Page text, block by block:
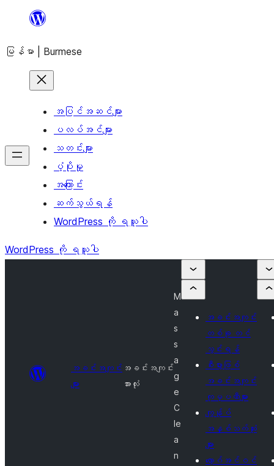
အကြောင်းအရာ
ကျော်သွား
မြန်မာ | Burmese
အပြင်အဆင်များ
ပလပ်အင်များ
သတင်းများ
ပံ့ပိုးမှု
အကြောင်း
ဆက်သွယ်ရန်
WordPress ကို ရယူပါ
WordPress ကို ရယူပါ
အခင်းအကျင်း
များ
အခင်းအကျင်း
အားလုံး
M
a
s
s
a
g
e
C
le
a
n
အခင်းအကျင်း
တစ်ခု တင်
သွင်းရန်
စီးပွားဖြစ်
အခင်းအကျင်း
ကုမ္ပဏီများ
ကျွန်ုပ်
အနှစ်သက်ဆုံး
များ
လော့ဂ်အင်ဝင်